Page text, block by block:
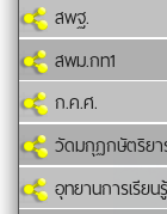
สพฐ.
สพม.กท1
ก.ค.ศ.
วัดมกุฏกษัตริยา
อุทยานการเรียนรู้